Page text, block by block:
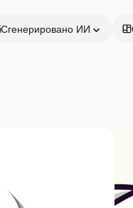
Сгенерировано ИИ